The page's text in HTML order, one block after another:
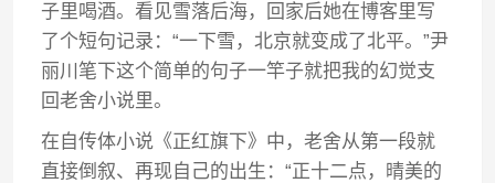
子里喝酒。看见雪落后海，回家后她在博客里写
了个短句记录：“一下雪，北京就变成了北平。”尹
丽川笔下这个简单的句子一竿子就把我的幻觉支
回老舍小说里。
在自传体小说《正红旗下》中，老舍从第一段就
直接倒叙、再现自己的出生：“正十二点，晴美的